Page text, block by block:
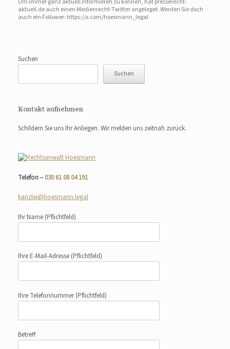
aktuell.de auch einen Medienrecht-Twitter angeleget. Werden Sie doch
auch ein Follower: https://x.com/hoesmann_legal
Suchen
Suchen
Kontakt aufnehmen
Schildern Sie uns Ihr Anliegen. Wir melden uns zeitnah zurück.
Telefon –030 61 08 04 191
kanzlei@hoesmann.legal
Ihr Name (Pflichtfeld)
Ihre E-Mail-Adresse (Pflichtfeld)
Ihre Telefonnummer(Pflichtfeld)
Betreff